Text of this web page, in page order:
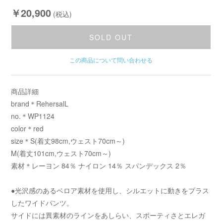
￥20,900 (税込)
SOLD OUT
この商品について問い合わせる
商品詳細
brand＊RehersalL
no.＊WP1124
color＊red
size＊S(着丈98cm,ウェスト70cm～)
M(着丈101cm,ウェスト70cm～)
素材＊レーヨン 84％ ナイロン 14％ スパンデックス 2％
●光沢感のあるベロア素材を使用し、シルエットに動きをプラス
したワイドパンツ。
サイドには異素材のラインをあしらい、スポーティさとエレガ